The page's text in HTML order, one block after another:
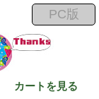
カートを見る